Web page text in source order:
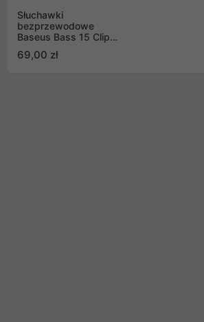
Słuchawki
bezprzewodowe
Baseus Bass 15 Clip
USB-C 3A 30cm - białe
69,00 zł